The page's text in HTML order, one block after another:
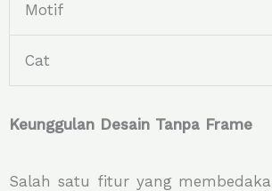
Motif
Cat
Keunggulan Desain Tanpa Frame
Salah satu fitur yang